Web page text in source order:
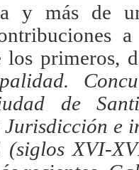
y más de
primeros,
de
Jurisdicción e
(siglos XVI-